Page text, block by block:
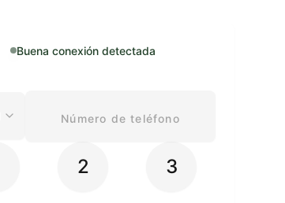
Buena conexión detectada
2 3